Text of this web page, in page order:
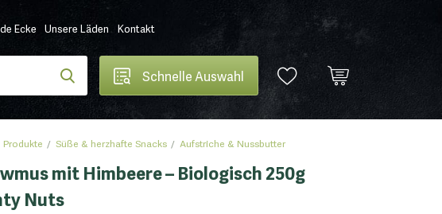
Ecke Unsere Läden Kontakt
Schnelle Auswahl
Produkte Süße & herzhafte Snacks Aufstriche & Nussbutter
mit Himbeere – Biologisch 250g
Nuts